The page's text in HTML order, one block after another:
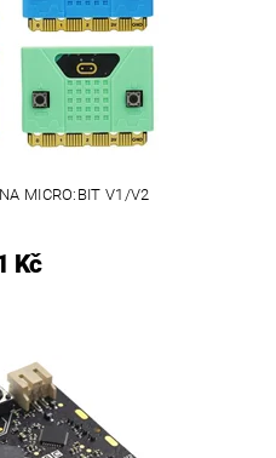
MICRO:BIT V1/V2
Kč